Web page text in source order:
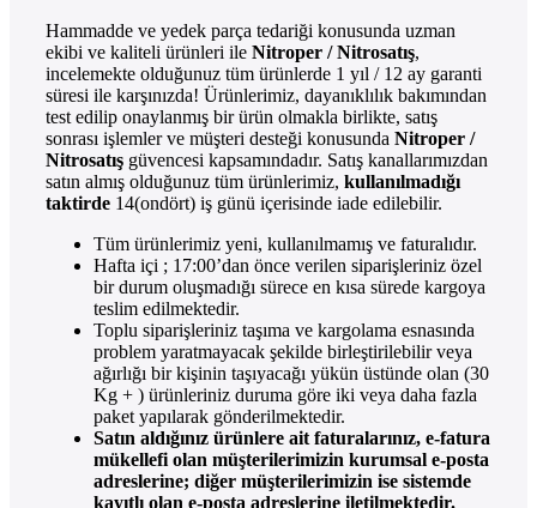
Hammadde ve yedek parça tedariği konusunda uzman
ekibi ve kaliteli ürünleri ile Nitroper / Nitrosatış,
incelemekte olduğunuz tüm ürünlerde 1 yıl / 12 ay garanti
süresi ile karşınızda! Ürünlerimiz, dayanıklılık bakımından
test edilip onaylanmış bir ürün olmakla birlikte, satış
sonrası işlemler ve müşteri desteği konusunda Nitroper /
Nitrosatış güvencesi kapsamındadır. Satış kanallarımızdan
satın almış olduğunuz tüm ürünlerimiz, kullanılmadığı
taktirde 14(ondört) iş günü içerisinde iade edilebilir.
Tüm ürünlerimiz yeni, kullanılmamış ve faturalıdır.
Hafta içi ; 17:00’dan önce verilen siparişleriniz özel
bir durum oluşmadığı sürece en kısa sürede kargoya
teslim edilmektedir.
Toplu siparişleriniz taşıma ve kargolama esnasında
problem yaratmayacak şekilde birleştirilebilir veya
ağırlığı bir kişinin taşıyacağı yükün üstünde olan (30
Kg + ) ürünleriniz duruma göre iki veya daha fazla
paket yapılarak gönderilmektedir.
Satın aldığınız ürünlere ait faturalarınız, e-fatura
mükellefi olan müşterilerimizin kurumsal e-posta
adreslerine; diğer müşterilerimizin ise sistemde
kayıtlı olan e-posta adreslerine iletilmektedir.